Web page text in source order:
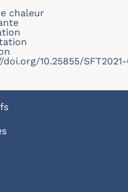
chaleur
10.25855/